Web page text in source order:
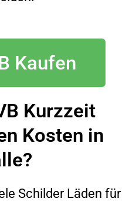
Kaufen
Kurzzeit
Kosten in
Schilder Läden für